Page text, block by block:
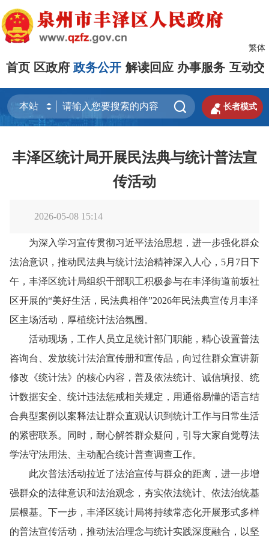
繁体
首页 区政府 政务公开 解读回应 办事服务 互动交
  长者模式
丰泽区统计局开展民法典与统计普法宣
传活动
2026-05-08 15:14
为深入学习宣传贯彻习近平法治思想，进一步强化群众
法治意识，推动民法典与统计法治精神深入人心，5月7日下
午，丰泽区统计局组织干部职工积极参与在丰泽街道前坂社
区开展的“美好生活，民法典相伴”2026年民法典宣传月丰泽
区主场活动，厚植统计法治氛围。
活动现场，工作人员立足统计部门职能，精心设置普法
咨询台、发放统计法治宣传册和宣传品，向过往群众宣讲新
修改《统计法》的核心内容，普及依法统计、诚信填报、统
计数据安全、统计违法惩戒相关规定，用通俗易懂的语言结
合典型案例以案释法让群众直观认识到统计工作与日常生活
的紧密联系。同时，耐心解答群众疑问，引导大家自觉尊法
学法守法用法、主动配合统计普查调查工作。
此次普法活动拉近了法治宣传与群众的距离，进一步增
强群众的法律意识和法治观念，夯实依法统计、依法治统基
层根基。下一步，丰泽区统计局将持续常态化开展形式多样
的普法宣传活动，推动法治理念与统计实践深度融合，以坚